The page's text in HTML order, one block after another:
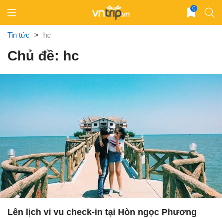
content
0
Tin tức > hc
Chủ đề: hc
Lên lịch vi vu check-in tại Hòn ngọc Phương